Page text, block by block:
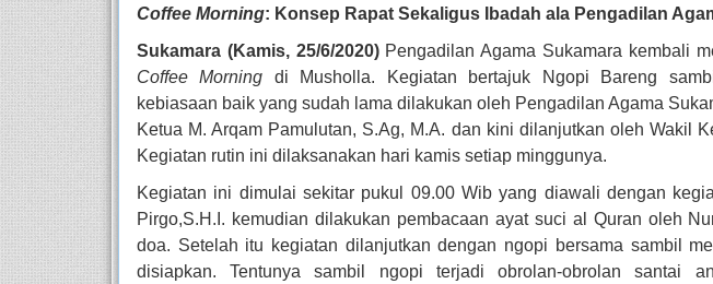
Coffee Morning: Konsep Rapat Sekaligus Ibadah ala Pengadilan
Sukamara (Kamis, 25/6/2020) Pengadilan Agama Sukamara kembali
Coffee Morning di Musholla. Kegiatan bertajuk Ngopi Bareng
kebiasaan baik yang sudah lama dilakukan oleh Pengadilan Agama
Ketua M. Arqam Pamulutan, S.Ag, M.A. dan kini dilanjutkan oleh Wakil
Kegiatan rutin ini dilaksanakan hari kamis setiap minggunya.
Kegiatan ini dimulai sekitar pukul 09.00 Wib yang diawali dengan
Pirgo,S.H.I. kemudian dilakukan pembacaan ayat suci al Quran oleh
doa. Setelah itu kegiatan dilanjutkan dengan ngopi bersama sambil
disiapkan. Tentunya sambil ngopi terjadi obrolan-obrolan santai